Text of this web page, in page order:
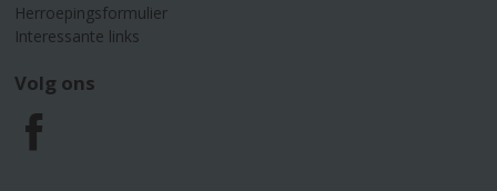
Herroepingsformulier
Interessante links
Volg ons
F